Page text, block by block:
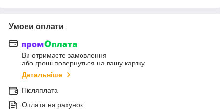
Умови оплати
Ви отримаєте замовлення
або гроші повернуться на вашу картку
Детальніше
Післяплата
Оплата на рахунок